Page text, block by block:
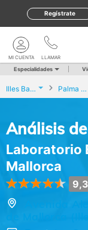
Regístrate
LLAMAR
MI CUENTA
Especialidades
Illes Balears Palma de Mallorca
Análisis
Laboratorio
Mallorca
9,3
Avenida